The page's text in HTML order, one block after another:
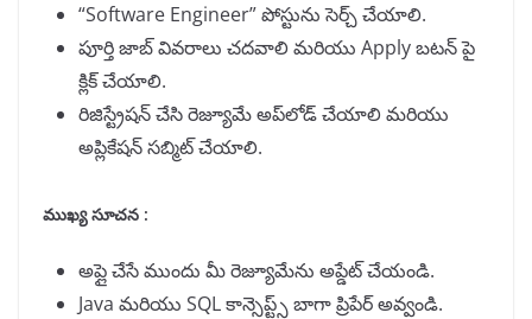
“Software Engineer” పోస్టును సెర్చ్ చేయాలి.
పూర్తి జాబ్ వివరాలు చదవాలి మరియు Apply బటన్ పై
క్లిక్ చేయాలి.
రిజిస్ట్రేషన్ చేసి రెజ్యూమే అప్‌లోడ్ చేయాలి మరియు
అప్లికేషన్ సబ్మిట్ చేయాలి.
ముఖ్య సూచన :
అప్లై చేసే ముందు మీ రెజ్యూమేను అప్డేట్ చేయండి.
Java మరియు SQL కాన్సెప్ట్స్ బాగా ప్రిపేర్ అవ్వండి.